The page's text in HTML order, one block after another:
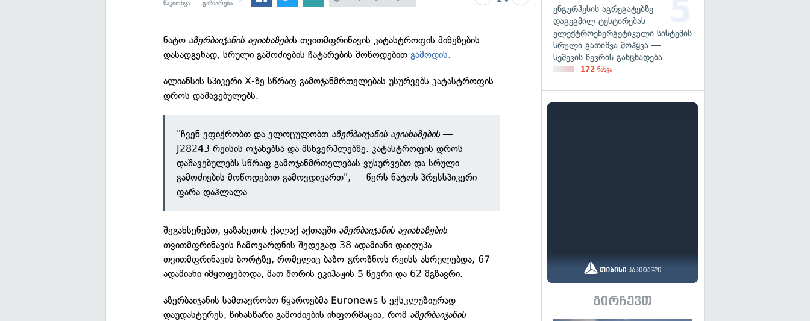
წაკითხვა გაზიარება
ნატო აზერბაიჯანის ავიახაზების თვითმფრინავის კატასტროფის მიზეზების
დასადგენად, სრული გამოძიების ჩატარების მოწოდებითგამოდის.
ალიანსის სპიკერი X-ზე სწრაფ გამოჯანმრთელებას უსურვებს კატასტროფის
დროს დაშავებულებს.
"ჩვენ ვფიქრობთ და ვლოცულობთ აზერბაიჯანის ავიახაზების—
J28243 რეისის ოჯახებსა და მსხვერპლებზე. კატასტროფის დროს
დაშავებულებს სწრაფ გამოჯანმრთელებას ვუსურვებთ და სრული
გამოძიების მოწოდებით გამოვდივართ", — წერს ნატოს პრესსპიკერი
ფარა დაჰლალა.
შეგახსენებთ, ყაზახეთის ქალაქ აქთაუში აზერბაიჯანის ავიახაზების
თვითმფრინავის ჩამოვარდნის შედეგად 38 ადამიანი დაიღუპა.
თვითმფრინავის ბორტზე, რომელიც ბაზო-გროზნოს რეისს ასრულებდა, 67
ადამიანი იმყოფებოდა, მათ შორის ეკიპაჟის 5 წევრი და 62 მგზავრი.
აზერბაიჯანის სამთავრობო წყაროებმა Euronews-ს ექსკლუზიურად
დაუდასტურეს, წინასწარი გამოძიების ინფორმაცია, რომ აზერბაიჯანის
ენგურჰესის აგრეგატებზე
დაგეგმილ ტესტირებას
ელექტროენერგეტიკული სისტემის
სრული გათიშვა მოჰყვა —
სემეკის წევრის განცხადება
172 ნახვა
გირჩევთ